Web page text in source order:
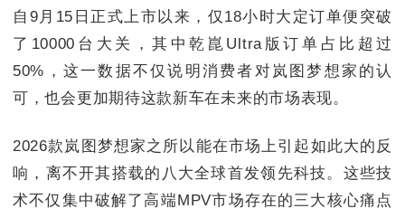
自9月15日正式上市以来，仅18小时大定订单便突破
了10000台大关，其中乾崑Ultra版订单占比超过
50%，这一数据不仅说明消费者对岚图梦想家的认
可，也会更加期待这款新车在未来的市场表现。
2026款岚图梦想家之所以能在市场上引起如此大的反
响，离不开其搭载的八大全球首发领先科技。这些技
术不仅集中破解了高端MPV市场存在的三大核心痛点